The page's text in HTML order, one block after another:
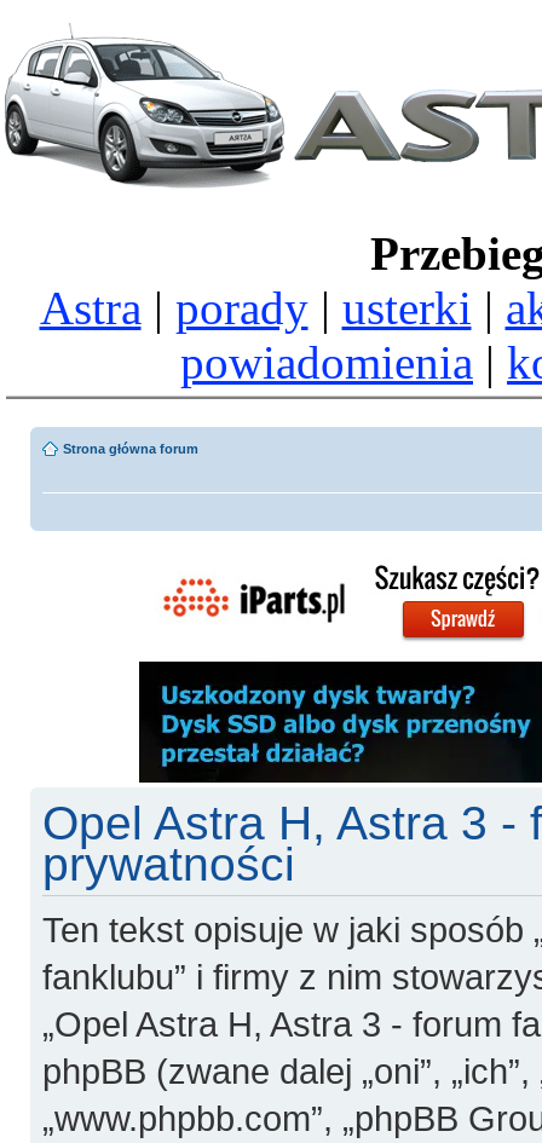
Astra | porady| usterki |
powiadomienia |
Strona główna forum
Opel Astra H, Astra 3 -
prywatności
Ten tekst opisuje w jaki sposób
fanklubu” i firmy z nim
„Opel Astra H, Astra 3 - forum
phpBB (zwane dalej „oni”,
„www.phpbb.com”, „phpBB